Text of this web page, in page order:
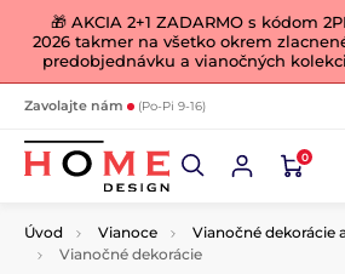
🎁 AKCIA 2+1 ZADARMO s kódom
2026 takmer na všetko okrem
predobjednávku a vianočných
Zavolajte nám (Po-Pi 9-16)
0
Úvod Vianoce
Vianočné dekorácie
Vianočné dekorácie